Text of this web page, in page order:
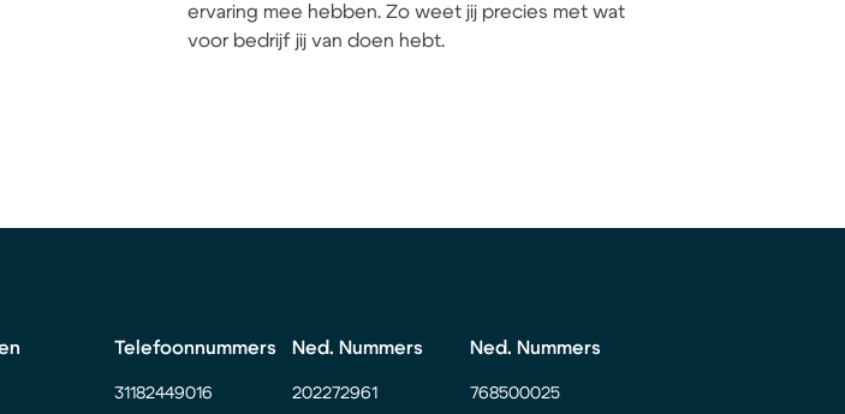
ervaring mee hebben. Zo weet jij precies met wat
voor bedrijf jij van doen hebt.
Telefoonnummers
31182449016
Ned. Nummers
202272961
Ned. Nummers
768500025